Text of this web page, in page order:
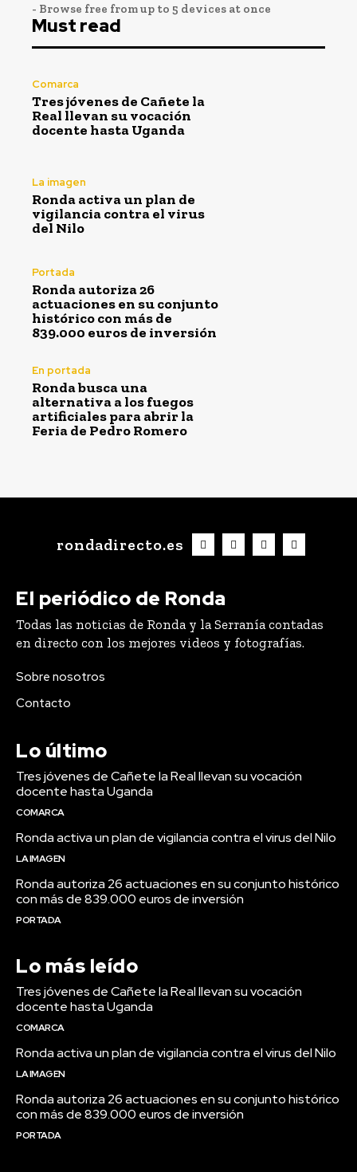
- Browse free from up to 5 devices at once
Must read
Comarca
Tres jóvenes de Cañete la
Real llevan su vocación
docente hasta Uganda
La imagen
Ronda activa un plan de
vigilancia contra el virus
del Nilo
Portada
Ronda autoriza 26
actuaciones en su conjunto
histórico con más de
839.000 euros de inversión
En portada
Ronda busca una
alternativa a los fuegos
artificiales para abrir la
Feria de Pedro Romero
rondadirecto.es
El periódico de Ronda
Todas las noticias de Ronda y la Serranía contadas
en directo con los mejores videos y fotografías.
Sobre nosotros
Contacto
Lo último
Tres jóvenes de Cañete la Real llevan su vocación
docente hasta Uganda
COMARCA
Ronda activa un plan de vigilancia contra el virus del Nilo
LA IMAGEN
Ronda autoriza 26 actuaciones en su conjunto histórico
con más de 839.000 euros de inversión
PORTADA
Lo más leído
Tres jóvenes de Cañete la Real llevan su vocación
docente hasta Uganda
COMARCA
Ronda activa un plan de vigilancia contra el virus del Nilo
LA IMAGEN
Ronda autoriza 26 actuaciones en su conjunto histórico
con más de 839.000 euros de inversión
PORTADA